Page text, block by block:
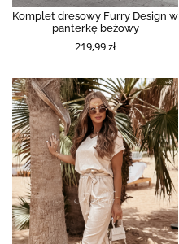
Komplet dresowy Furry Design w
panterkę beżowy
219,99 zł